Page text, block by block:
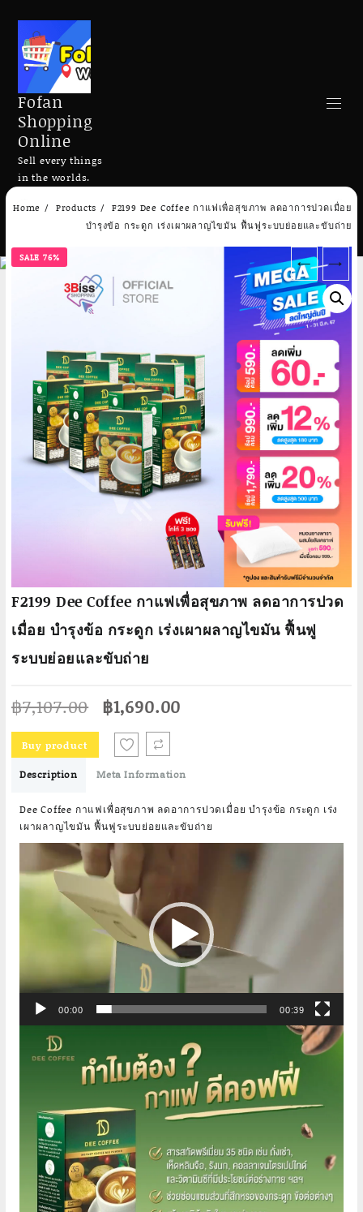
Skip
Fofan
Shopping
Online
Sell every things
in the worlds.
Search
Home Products
F2199 Dee Coffee กาแฟเพื่อสุขภาพ ลดอาการปวดเมื่อย
บำรุงข้อ กระดูก เร่งเผาผลาญไขมัน ฟื้นฟูระบบย่อยและขับถ่าย
SALE 76% ← →
F2199 Dee Coffee กาแฟเพื่อสุขภาพ ลดอาการปวด
เมื่อย บำรุงข้อ กระดูก เร่งเผาผลาญไขมัน ฟื้นฟู
ระบบย่อยและขับถ่าย
฿7,107.00 Original
price
was:
฿7,107.00.
฿1,690.00
Buy product
Description Meta Information
Dee Coffee กาแฟเพื่อสุขภาพ ลดอาการปวดเมื่อย บำรุงข้อ กระดูก เร่ง
เผาผลาญไขมัน ฟื้นฟูระบบย่อยและขับถ่าย
Video
Player
00:00 00:39
Add to cart